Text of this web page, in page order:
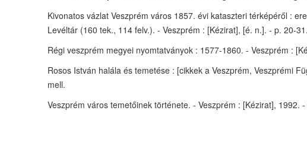
Kivonatos vázlat Veszprém város 1857. évi kataszteri térképéről :
Levéltár (160 tek., 114 felv.). - Veszprém : [Kézirat], [é. n.]. - p. 20-
Régi veszprém megyei nyomtatványok : 1577-1860. - Veszprém :
Rosos István halála és temetése : [cikkek a Veszprém, Veszprémi
mell.
Veszprém város temetőinek története. - Veszprém : [Kézirat], 1992.